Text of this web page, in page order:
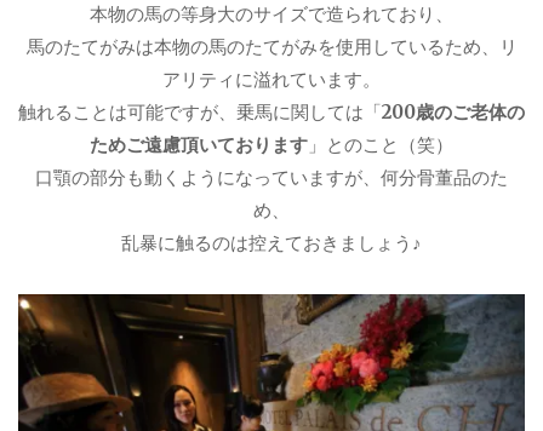
本物の馬の等身大のサイズで造られており、
馬のたてがみは本物の馬のたてがみを使用しているため、リ
アリティに溢れています。
触れることは可能ですが、乗馬に関しては「200歳のご老体の
ためご遠慮頂いております 」とのこと（笑）
口顎の部分も動くようになっていますが、何分骨董品のた
め、
乱暴に触るのは控えておきましょう♪